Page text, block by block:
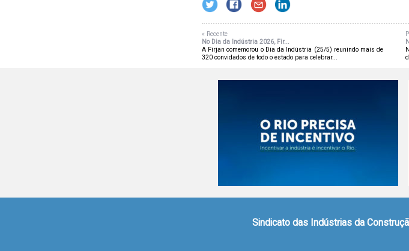
« Recente
No Dia da Indústria 2026, Fir...
A Firjan comemorou o Dia da Indústria (25/5) reunindo mais de
320 convidados de todo o estado para celebrar...
Sindicato das Indústrias da